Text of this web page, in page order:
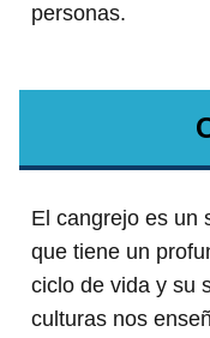
personas.
El cangrejo es un
que tiene un
ciclo de vida y su
culturas nos